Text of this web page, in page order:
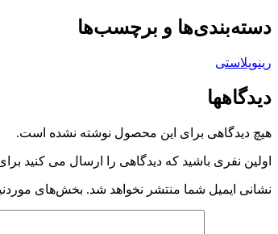
دسته‌بندی‌ها و برچسب‌ها
رینوپلاستی
دیدگاهها
هیچ دیدگاهی برای این محصول نوشته نشده است.
اولین نفری باشید که دیدگاهی را ارسال می کنید
نشانی ایمیل شما منتشر نخواهد شد. بخش‌های